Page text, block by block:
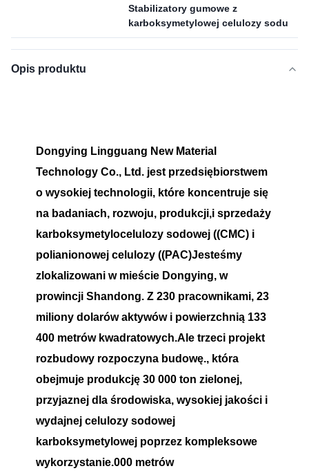
Stabilizatory gumowe z
karboksymetylowej celulozy sodu
Opis produktu
Dongying Lingguang New Material
Technology Co., Ltd. jest przedsiębiorstwem
o wysokiej technologii, które koncentruje się
na badaniach, rozwoju, produkcji,i sprzedaży
karboksymetylocelulozy sodowej ((CMC) i
polianionowej celulozy ((PAC)Jesteśmy
zlokalizowani w mieście Dongying, w
prowincji Shandong. Z 230 pracownikami, 23
miliony dolarów aktywów i powierzchnią 133
400 metrów kwadratowych.Ale trzeci projekt
rozbudowy rozpoczyna budowę., która
obejmuje produkcję 30 000 ton zielonej,
przyjaznej dla środowiska, wysokiej jakości i
wydajnej celulozy sodowej
karboksymetylowej poprzez kompleksowe
wykorzystanie.000 metrów